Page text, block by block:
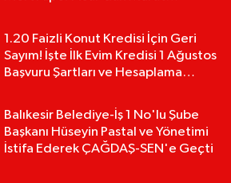
1.20 Faizli Konut Kredisi İçin Geri
Sayım! İşte İlk Evim Kredisi 1 Ağustos
Başvuru Şartları ve Hesaplama
Balıkesir Belediye-İş 1 No'lu Şube
Başkanı Hüseyin Pastal ve Yönetimi
İstifa Ederek ÇAĞDAŞ-SEN'e Geçti